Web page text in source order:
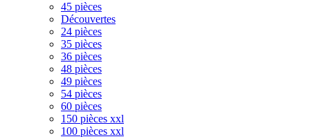
45 pièces
Découvertes
24 pièces
35 pièces
36 pièces
48 pièces
49 pièces
54 pièces
60 pièces
150 pièces xxl
100 pièces xxl